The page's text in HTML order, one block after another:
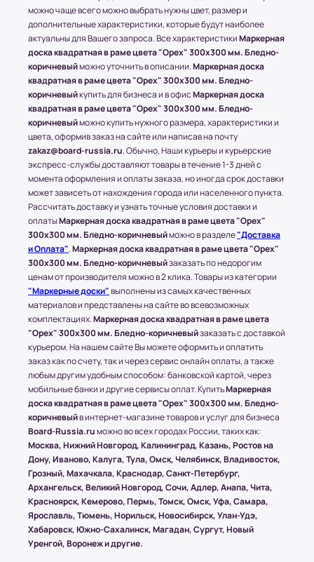
Стоимость доставки составляет 700-1500
рублей в зависимости от месторасположения
конечного пункта.
* За расчетом точной стоимости доставки
обращайтесь к менеджеру по телефону: +7 (977)
790 85-84 (Даниил)
Транспортные Компании (ТК). Доставка в
соседние регионы и города России.
Доставка в другие области и города
осуществляется через любые ТК (Транспортные
компании), которые будут удобны клиенту.
С соседними регионами (кроме Москвы и МО) и
другими городами России компания Board-
Russia.ru работает по 100% предоплате.
Самые популярные Транспортные Компании:
ПЭК, СДЭК.
* Доставку, Наши клиенты оплачивают при
получении.
Доставка товара до пункта ТК по Москве
осуществляется бесплатно, при учете, что вес
всего заказа не превышает 15 кг или размером
1500х1000 (мм.).
(!) Все товары защищены от внешнего
воздействия посредством специальной
упаковки.
Условия оплаты в интернет-
супермаркете Board-Russia.ru
Наличный расчет
можно чаще всего можно выбрать нужны цвет, размер и
дополнительные характеристики, которые будут наиболее
актуальны для Вашего запроса. Все характеристикиМаркерная
доска квадратная в раме цвета "Орех" 300x300 мм. Бледно-
коричневыйможно уточнить в описании.Маркерная доска
квадратная в раме цвета "Орех" 300x300 мм. Бледно-
коричневыйкупить для бизнеса и в офисМаркерная доска
квадратная в раме цвета "Орех" 300x300 мм. Бледно-
коричневыйможно купить нужного размера, характеристики и
цвета, оформив заказ на сайте или написав на почту
zakaz@board-russia.ru. Обычно, Наши курьеры и курьерские
экспресс-службы доставляют товары в течение 1-3 дней с
момента оформления и оплаты заказа, но иногда срок доставки
может зависеть от нахождения города или населенного пункта.
Рассчитать доставку и узнать точные условия доставки и
оплатыМаркерная доска квадратная в раме цвета "Орех"
300x300 мм. Бледно-коричневыйможно в разделе"Доставка
и Оплата".Маркерная доска квадратная в раме цвета "Орех"
300x300 мм. Бледно-коричневыйзаказать по недорогим
ценам от производителя можно в 2 клика. Товары из категории
"Маркерные доски"выполнены из самых качественных
материалов и представлены на сайте во всевозможных
комплектациях.Маркерная доска квадратная в раме цвета
"Орех" 300x300 мм. Бледно-коричневыйзаказать с доставкой
курьером. На нашем сайте Вы можете оформить и оплатить
заказ как по счету, так и через сервис онлайн оплаты, а также
любым другим удобным способом: банковской картой, через
мобильные банки и другие сервисы оплат. КупитьМаркерная
доска квадратная в раме цвета "Орех" 300x300 мм. Бледно-
коричневыйв интернет-магазине товаров и услуг для бизнеса
Board-Russia.ruможно во всех городах России, таких как:
Москва, Нижний Новгород, Калининград, Казань, Ростов на
Дону, Иваново, Калуга, Тула, Омск, Челябинск, Владивосток,
Грозный, Махачкала, Краснодар, Санкт-Петербург,
Архангельск, Великий Новгород, Сочи, Адлер, Анапа, Чита,
Красноярск, Кемерово, Пермь, Томск, Омск, Уфа, Самара,
Ярославль, Тюмень, Норильск, Новосибирск, Улан-Удэ,
Хабаровск, Южно-Сахалинск, Магадан, Сургут, Новый
Уренгой, Воронеж и другие.